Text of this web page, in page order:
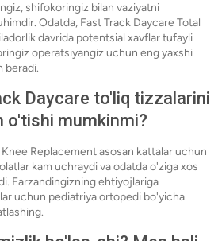
shifokoringiz bilan vaziyatni
Odatda, Fast Track Daycare Total
davrida potentsial xavflar tufayli
operatsiyangiz uchun eng yaxshi
beradi.
Daycare to'liq tizzalarini
o'tishi mumkinmi?
Replacement asosan kattalar uchun
kam uchraydi va odatda o'ziga xos
Farzandingizning ehtiyojlariga
uchun pediatriya ortopedi bo'yicha